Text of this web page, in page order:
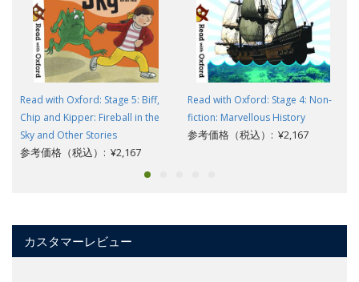
Read with Oxford: Stage 5: Biff,
Chip and Kipper: Fireball in the
Sky and Other Stories
参考価格（税込）: ¥2,167
Read with Oxford: Stage 4: Non-
fiction: Marvellous History
参考価格（税込）: ¥2,167
カスタマーレビュー